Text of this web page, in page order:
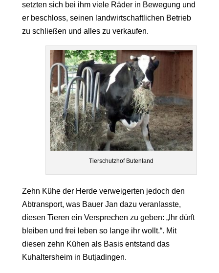
setzten sich bei ihm viele Räder in Bewegung und
er beschloss, seinen landwirtschaftlichen Betrieb
zu schließen und alles zu verkaufen.
Tierschutzhof Butenland
Zehn Kühe der Herde verweigerten jedoch den
Abtransport, was Bauer Jan dazu veranlasste,
diesen Tieren ein Versprechen zu geben: „Ihr dürft
bleiben und frei leben so lange ihr wollt.“. Mit
diesen zehn Kühen als Basis entstand das
Kuhaltersheim in Butjadingen.